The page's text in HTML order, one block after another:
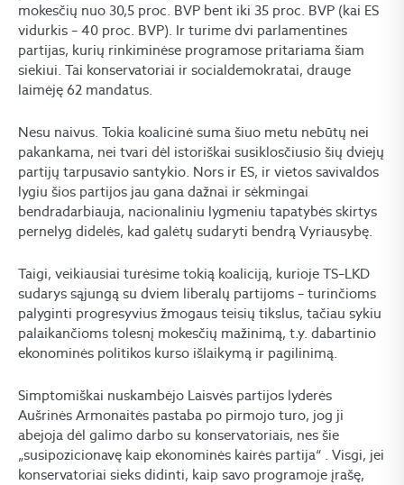
mokesčių nuo 30,5 proc. BVP bent iki 35 proc. BVP (kai ES
vidurkis – 40 proc. BVP). Ir turime dvi parlamentines
partijas, kurių rinkiminėse programose pritariama šiam
siekiui. Tai konservatoriai ir socialdemokratai, drauge
laimėję 62 mandatus.
Nesu naivus. Tokia koalicinė suma šiuo metu nebūtų nei
pakankama, nei tvari dėl istoriškai susiklosčiusio šių dviejų
partijų tarpusavio santykio. Nors ir ES, ir vietos savivaldos
lygiu šios partijos jau gana dažnai ir sėkmingai
bendradarbiauja, nacionaliniu lygmeniu tapatybės skirtys
pernelyg didelės, kad galėtų sudaryti bendrą Vyriausybę.
Taigi, veikiausiai turėsime tokią koaliciją, kurioje TS–LKD
sudarys sąjungą su dviem liberalų partijoms – turinčioms
palyginti progresyvius žmogaus teisių tikslus, tačiau sykiu
palaikančioms tolesnį mokesčių mažinimą, t.y. dabartinio
ekonominės politikos kurso išlaikymą ir pagilinimą.
Simptomiškai nuskambėjo Laisvės partijos lyderės
Aušrinės Armonaitės pastaba po pirmojo turo, jog ji
abejoja dėl galimo darbo su konservatoriais, nes šie
„susipozicionavę kaip ekonominės kairės partija“ . Visgi, jei
konservatoriai sieks didinti, kaip savo programoje įrašę,